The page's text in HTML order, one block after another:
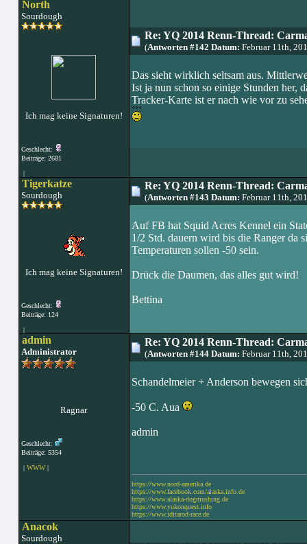
North
Sourdough
Ich mag keine Signaturen!
Geschlecht:
Beiträge: 2681
|
Re: YQ 2014 Renn-Thread:
(Antworten #142 Datum: Februar 11th,
Das sieht wirklich seltsam aus.
Ist ja nun schon so einige Stunden her,
Tracker-Karte ist er nach wie vor zu
Tigerkatze
Sourdough
Ich mag keine Signaturen!
Geschlecht:
Beiträge: 124
|
Re: YQ 2014 Renn-Thread:
(Antworten #143 Datum: Februar 11th,
Auf FB hat Squid Acres Kennel ein
1/2 Std. dauern wird bis die Ranger da
Temperaturen sollen -50 sein.
Drück die Daumen, das alles gut wird!
Bettina
admin
Administrator
Ragnar
Geschlecht:
Beiträge: 5354
| WWW|
Re: YQ 2014 Renn-Thread:
(Antworten #144 Datum: Februar 11th,
Schandelmeier + Anderson bewegen
-50 C. Aua
admin
https://www.nord-amerika.de
https://www.facebook.com/alaska.info.de
https://www.alaska-dogmushing.de
https://www.yukonquest.info
https://www.iditarod-race.de
Anacok
Sourdough